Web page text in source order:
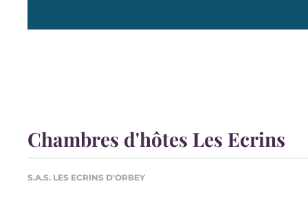
Chambres d'hôtes Les Ecrins
S.A.S. LES ECRINS D'ORBEY